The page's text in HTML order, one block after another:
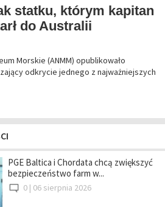
statku, którym kapitan
do Australii
Morskie (ANMM) opublikowało
odkrycie jednego z najważniejszych
PGE Baltica i Chordata chcą zwiększyć
bezpieczeństwo farm w...
0 | 06 sierpnia 2026